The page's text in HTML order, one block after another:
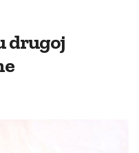
drugoj